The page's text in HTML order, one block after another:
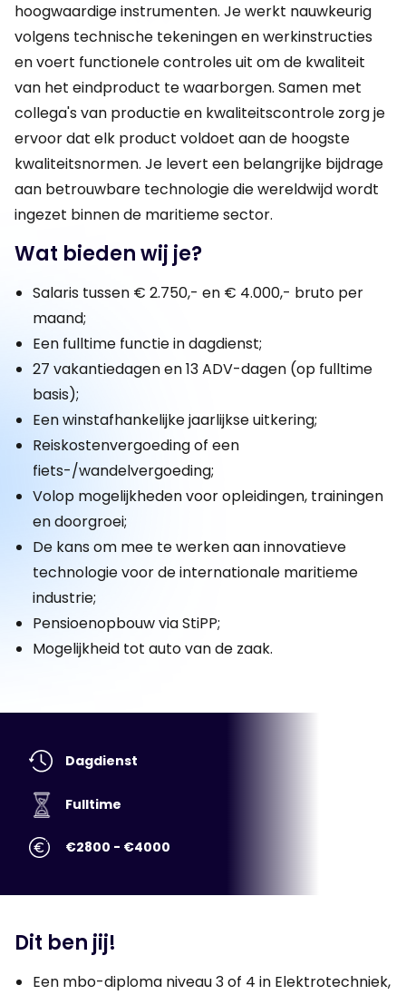
hoogwaardige instrumenten. Je werkt nauwkeurig
volgens technische tekeningen en werkinstructies
en voert functionele controles uit om de kwaliteit
van het eindproduct te waarborgen. Samen met
collega's van productie en kwaliteitscontrole zorg je
ervoor dat elk product voldoet aan de hoogste
kwaliteitsnormen. Je levert een belangrijke bijdrage
aan betrouwbare technologie die wereldwijd wordt
ingezet binnen de maritieme sector.
Wat bieden wij je?
Salaris tussen € 2.750,- en € 4.000,- bruto per
maand;
Een fulltime functie in dagdienst;
27 vakantiedagen en 13 ADV-dagen (op fulltime
basis);
Een winstafhankelijke jaarlijkse uitkering;
Reiskostenvergoeding of een
fiets-/wandelvergoeding;
Volop mogelijkheden voor opleidingen, trainingen
en doorgroei;
De kans om mee te werken aan innovatieve
technologie voor de internationale maritieme
industrie;
Pensioenopbouw via StiPP;
Mogelijkheid tot auto van de zaak.
Dagdienst
Fulltime
€2800 - €4000
Dit ben jij!
Een mbo-diploma niveau 3 of 4 in Elektrotechniek,